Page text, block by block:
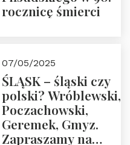
rocznicę śmierci
07/05/2025
ŚLĄSK – śląski czy
polski? Wróblewski,
Poczachowski,
Geremek, Gmyz.
Zapraszamy na